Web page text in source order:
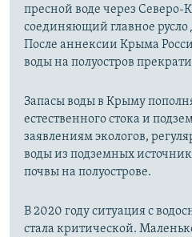
пресной воде через
соединяющий главное русло
После аннексии Крыма
воды на полуостров
Запасы воды в Крыму
естественного стока и
заявлениям экологов,
воды из подземных
почвы на полуострове.
В 2020 году ситуация с
стала критической.